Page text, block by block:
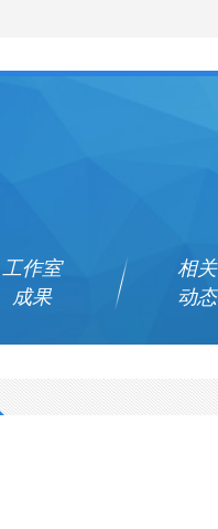
工作室
成果
相关
动态